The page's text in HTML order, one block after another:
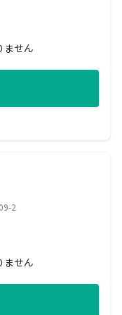
ません
2
ません